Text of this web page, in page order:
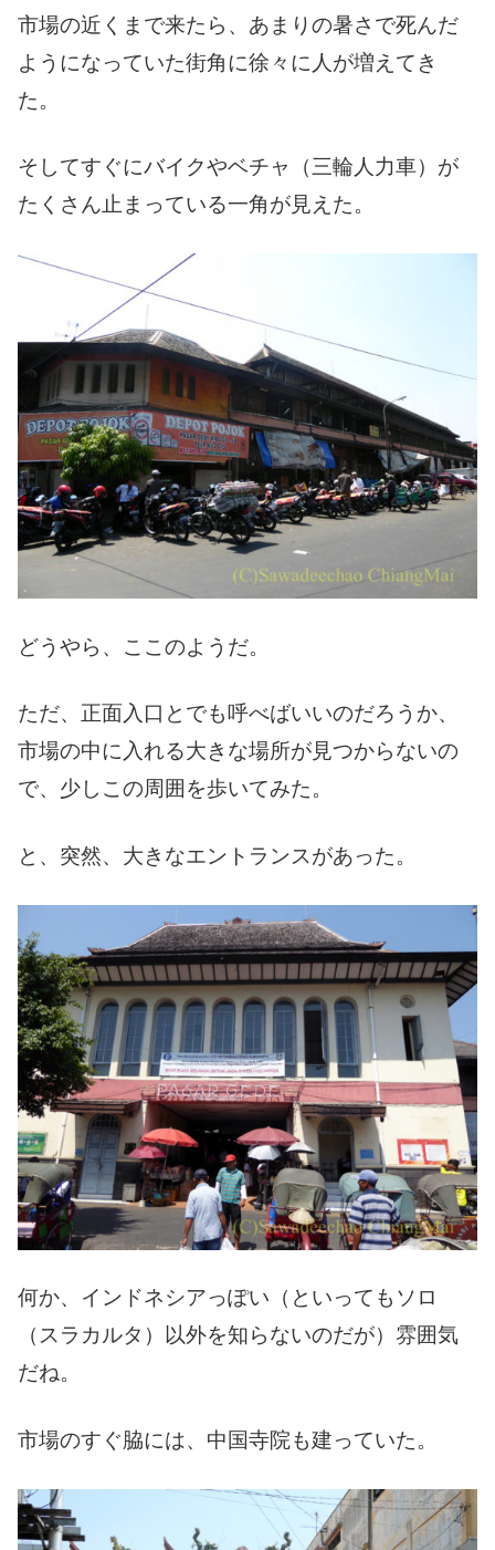
市場の近くまで来たら、あまりの暑さで死んだ
ようになっていた街角に徐々に人が増えてき
た。
そしてすぐにバイクやベチャ（三輪人力車）が
たくさん止まっている一角が見えた。
どうやら、ここのようだ。
ただ、正面入口とでも呼べばいいのだろうか、
市場の中に入れる大きな場所が見つからないの
で、少しこの周囲を歩いてみた。
と、突然、大きなエントランスがあった。
何か、インドネシアっぽい（といってもソロ
（スラカルタ）以外を知らないのだが）雰囲気
だね。
市場のすぐ脇には、中国寺院も建っていた。